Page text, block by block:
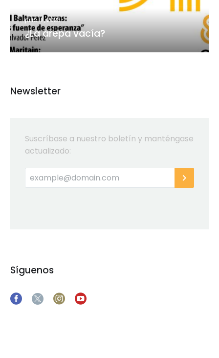
julio 17, 2023
¿La arepa vacía?
Newsletter
Suscríbase a nuestro boletín y manténgase
actualizado:
Síguenos